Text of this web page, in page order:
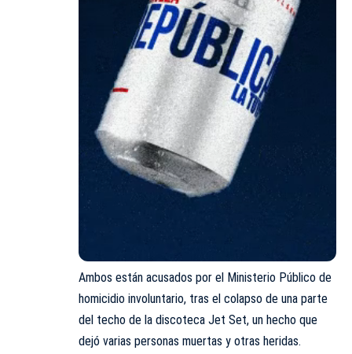
Ambos están acusados por el Ministerio Público de
homicidio involuntario, tras el colapso de una parte
del techo de la discoteca Jet Set, un hecho que
dejó varias personas muertas y otras heridas.